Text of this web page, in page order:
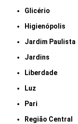
Glicério
Higienópolis
Jardim Paulista
Jardins
Liberdade
Luz
Pari
Região Central